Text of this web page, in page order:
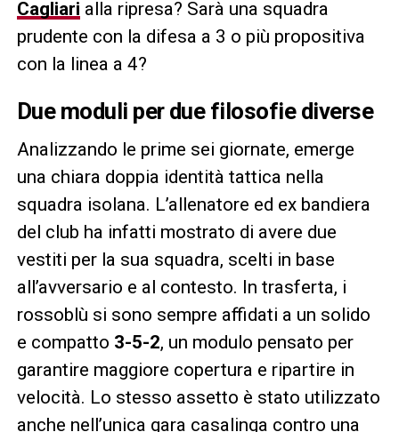
Cagliari alla ripresa? Sarà una squadra
prudente con la difesa a 3 o più propositiva
con la linea a 4?
Due moduli per due filosofie diverse
Analizzando le prime sei giornate, emerge
una chiara doppia identità tattica nella
squadra isolana. L’allenatore ed ex bandiera
del club ha infatti mostrato di avere due
vestiti per la sua squadra, scelti in base
all’avversario e al contesto. In trasferta, i
rossoblù si sono sempre affidati a un solido
e compatto 3-5-2, un modulo pensato per
garantire maggiore copertura e ripartire in
velocità. Lo stesso assetto è stato utilizzato
anche nell’unica gara casalinga contro una